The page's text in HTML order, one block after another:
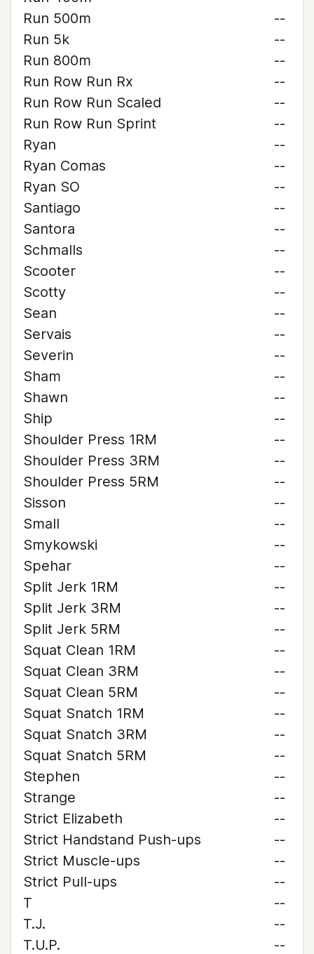
Run 500m
--
Run 5k
--
Run 800m
--
Run Row Run Rx
--
Run Row Run Scaled
--
Run Row Run Sprint
--
Ryan
--
Ryan Comas
--
Ryan SO
--
Santiago
--
Santora
--
Schmalls
--
Scooter
--
Scotty
--
Sean
--
Servais
--
Severin
--
Sham
--
Shawn
--
Ship
--
Shoulder Press 1RM
--
Shoulder Press 3RM
--
Shoulder Press 5RM
--
Sisson
--
Small
--
Smykowski
--
Spehar
--
Split Jerk 1RM
--
Split Jerk 3RM
--
Split Jerk 5RM
--
Squat Clean 1RM
--
Squat Clean 3RM
--
Squat Clean 5RM
--
Squat Snatch 1RM
--
Squat Snatch 3RM
--
Squat Snatch 5RM
--
Stephen
--
Strange
--
Strict Elizabeth
--
Strict Handstand Push-ups
--
Strict Muscle-ups
--
Strict Pull-ups
--
T
--
T.J.
--
T.U.P.
--